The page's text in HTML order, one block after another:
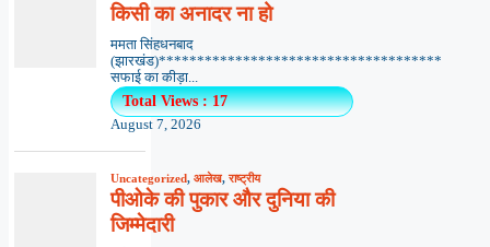
किसी का अनादर ना हो
ममता सिंहधनबाद
(झारखंड)*************************************
सफाई का कीड़ा...
Total Views : 17
August 7, 2026
Uncategorized, आलेख,राष्ट्रीय
पीओके की पुकार और दुनिया की
जिम्मेदारी